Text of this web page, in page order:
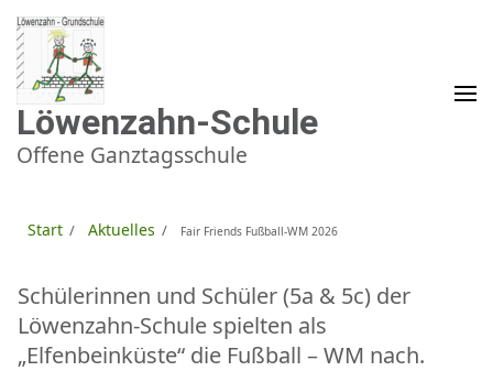
Zum
Inhalt
springen
(Enter
drücken)
Löwenzahn-Schule
Offene Ganztagsschule
Start / Aktuelles / Fair Friends Fußball-WM 2026
Schülerinnen und Schüler (5a & 5c) der
Löwenzahn-Schule spielten als
„Elfenbeinküste“ die Fußball – WM nach.